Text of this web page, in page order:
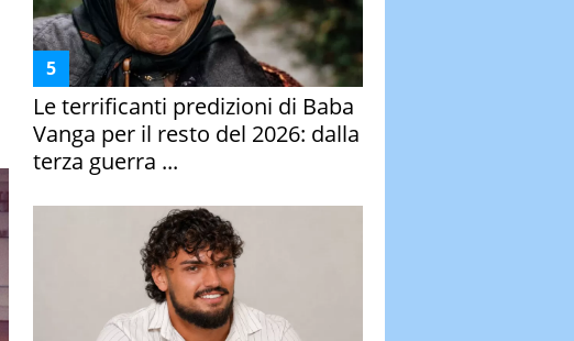
Le terrificanti predizioni di Baba
Vanga per il resto del 2026: dalla
terza guerra ...